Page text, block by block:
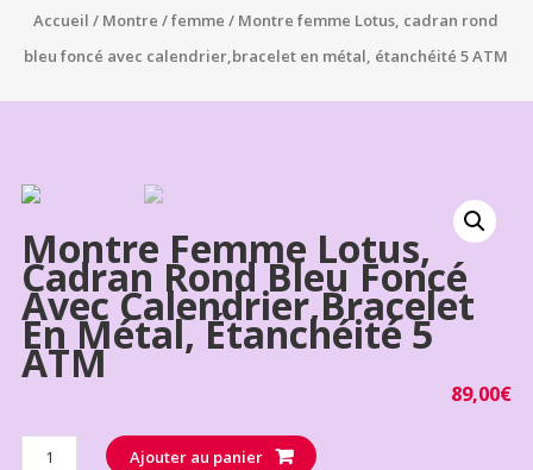
Accueil / Montre /femme / Montre femme Lotus, cadran rond
bleu foncé avec calendrier,bracelet en métal, étanchéité 5 ATM
Montre Femme Lotus,
Cadran Rond Bleu Foncé
Avec Calendrier,bracelet
En Métal, Étanchéité 5
ATM
89,00€
Quantité Ajouter au panier